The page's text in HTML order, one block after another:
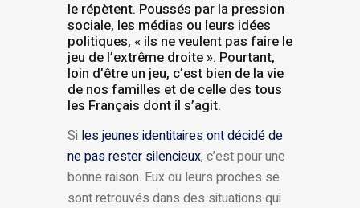
le répètent. Poussés par la pression
sociale, les médias ou leurs idées
politiques, « ils ne veulent pas faire le
jeu de l’extrême droite ». Pourtant,
loin d’être un jeu, c’est bien de la vie
de nos familles et de celle des tous
les Français dont il s’agit.
Si les jeunes identitaires ont décidé de
ne pas rester silencieux, c’est pour une
bonne raison. Eux ou leurs proches se
sont retrouvés dans des situations qui